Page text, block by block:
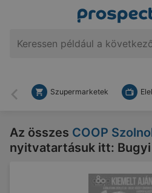
Vissza
Szupermarketek
Az összes COOP
nyitvatartásuk itt: Bugyi